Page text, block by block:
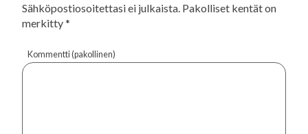
Sähköpostiosoitettasi ei julkaista. Pakolliset kentät on
merkitty*
Kommentti (pakollinen)